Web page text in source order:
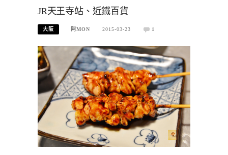
JR天王寺站、近鐵百貨
大阪 阿MON 2015-03-23 1